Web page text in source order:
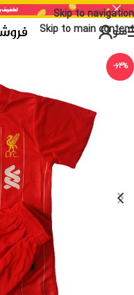
Skip to navigation
Skip to main content
منو
-64%